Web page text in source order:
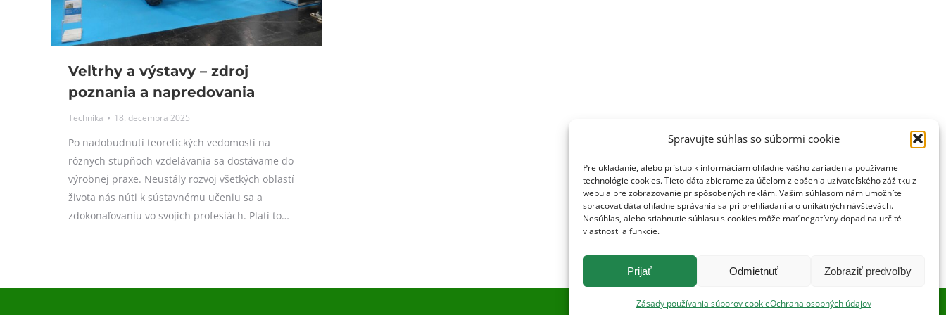
Spravujte súhlas so súbormi cookie
Pre ukladanie, alebo prístup k informáciám ohľadne vášho zariadenia používame
technológie cookies. Tieto dáta zbierame za účelom zlepšenia uzívateľského zážitku z
webu a pre zobrazovanie prispôsobených reklám. Vašim súhlasom nám umožníte
spracovať dáta ohľadne správania sa pri prehliadaní a o unikátných návštevách.
Nesúhlas, alebo stiahnutie súhlasu s cookies môže mať negatívny dopad na určité
vlastnosti a funkcie.
Prijať Odmietnuť Zobraziť predvoľby
Zásady používania súborov cookieOchrana osobných údajov
Veľtrhy a výstavy – zdroj
poznania a napredovania
Technika 18. decembra 2025
Po nadobudnutí teoretických vedomostí na
rôznych stupňoch vzdelávania sa dostávame do
výrobnej praxe. Neustály rozvoj všetkých oblastí
života nás núti k sústavnému učeniu sa a
zdokonaľovaniu vo svojich profesiách. Platí to…
©Naše pole 2019. Všetky práva vyhradené.